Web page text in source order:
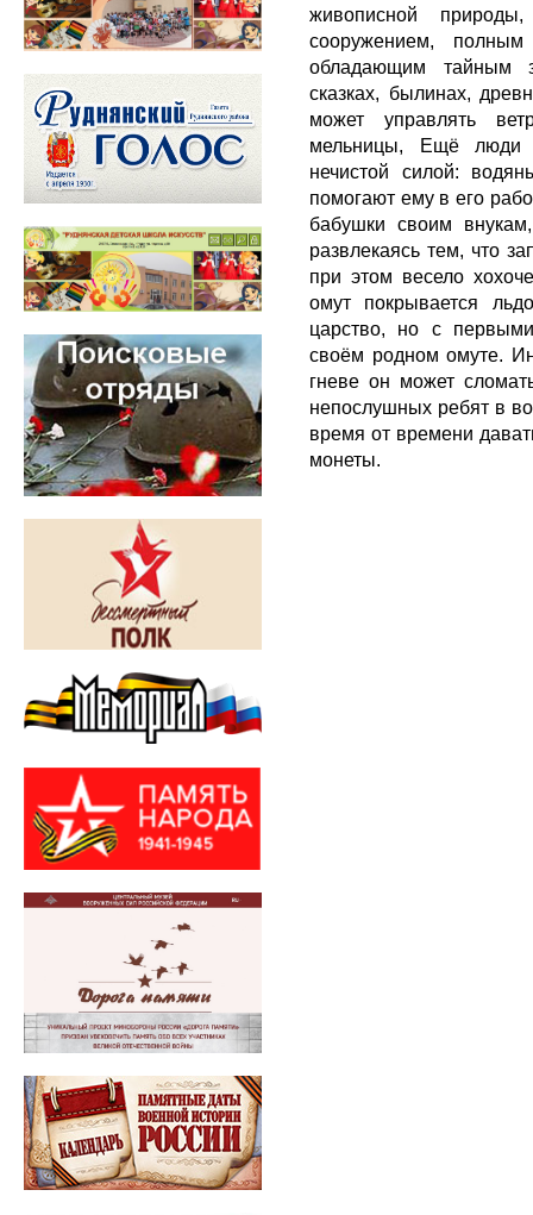
живописной
сооружением,
обладающим тайным
сказках, былинах,
может управлять
мельницы, Ещё люди
нечистой силой:
помогают ему в его
бабушки своим
развлекаясь тем, что
при этом весело
омут покрывается
царство, но с
своём родном омуте.
гневе он может
непослушных ребят в
время от времени
монеты.